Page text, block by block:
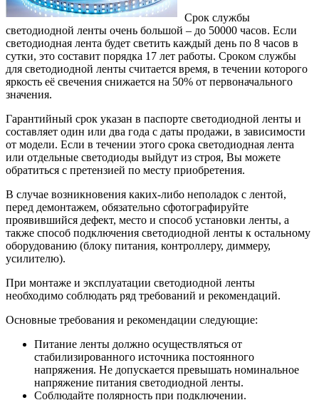
Срок службы
светодиодной ленты очень большой – до 50000 часов. Если
светодиодная лента будет светить каждый день по 8 часов в
сутки, это составит порядка 17 лет работы. Сроком службы
для светодиодной ленты считается время, в течении которого
яркость её свечения снижается на 50% от первоначального
значения.
Гарантийный срок указан в паспорте светодиодной ленты и
составляет один или два года с даты продажи, в зависимости
от модели. Если в течении этого срока светодиодная лента
или отдельные светодиоды выйдут из строя, Вы можете
обратиться с претензией по месту приобретения.
В случае возникновения каких-либо неполадок с лентой,
перед демонтажем, обязательно сфотографируйте
проявившийся дефект, место и способ установки ленты, а
также способ подключения светодиодной ленты к остальному
оборудованию (блоку питания, контроллеру, диммеру,
усилителю).
При монтаже и эксплуатации светодиодной ленты
необходимо соблюдать ряд требований и рекомендаций.
Основные требования и рекомендации следующие:
Питание ленты должно осуществляться от
стабилизированного источника постоянного
напряжения. Не допускается превышать номинальное
напряжение питания светодиодной ленты.
Соблюдайте полярность при подключении.